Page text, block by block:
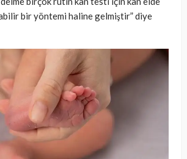
bir yöntemi haline gelmiştir” diye